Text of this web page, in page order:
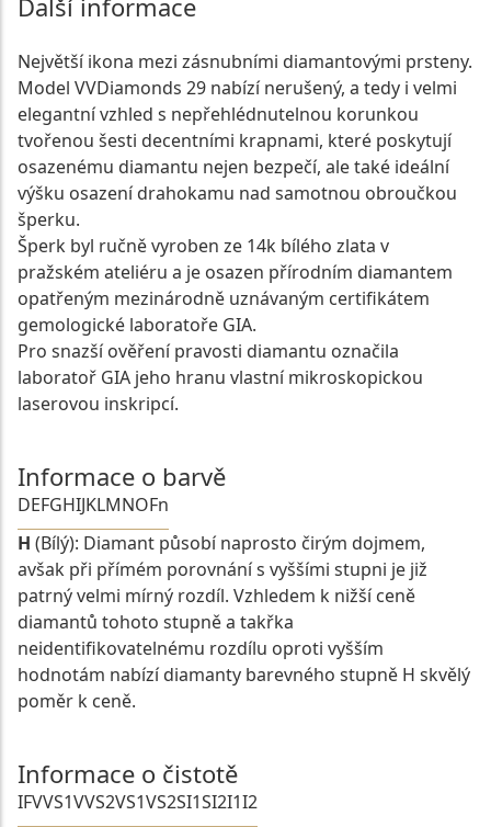
Další informace
Největší ikona mezi zásnubními diamantovými prsteny.
Model VVDiamonds 29 nabízí nerušený, a tedy i velmi
elegantní vzhled s nepřehlédnutelnou korunkou
tvořenou šesti decentními krapnami, které poskytují
osazenému diamantu nejen bezpečí, ale také ideální
výšku osazení drahokamu nad samotnou obroučkou
šperku.
Šperk byl ručně vyroben ze 14k bílého zlata v
pražském ateliéru a je osazen přírodním diamantem
opatřeným mezinárodně uznávaným certifikátem
gemologické laboratoře GIA.
Pro snazší ověření pravosti diamantu označila
laboratoř GIA jeho hranu vlastní mikroskopickou
laserovou inskripcí.
Informace o barvě
DEFGHIJKLMNOFn
H (Bílý): Diamant působí naprosto čirým dojmem,
avšak při přímém porovnání s vyššími stupni je již
patrný velmi mírný rozdíl. Vzhledem k nižší ceně
diamantů tohoto stupně a takřka
neidentifikovatelnému rozdílu oproti vyšším
hodnotám nabízí diamanty barevného stupně H skvělý
poměr k ceně.
Informace o čistotě
IFVVS1VVS2VS1VS2SI1SI2I1I2